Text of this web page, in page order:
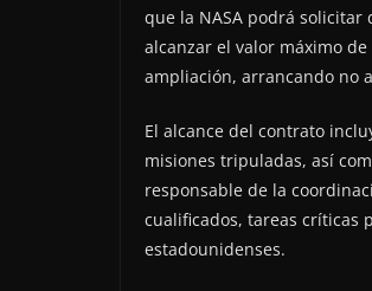
que la NASA podrá
alcanzar el valor máximo
ampliación, arrancando no
El alcance del contrato
misiones tripuladas, así
responsable de la
cualificados, tareas críticas
estadounidenses.